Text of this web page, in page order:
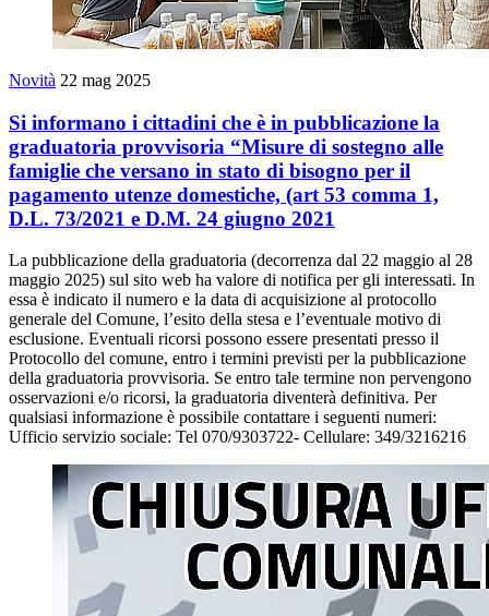
Novità 22 mag 2025
Si informano i cittadini che è in pubblicazione la
graduatoria provvisoria “Misure di sostegno alle
famiglie che versano in stato di bisogno per il
pagamento utenze domestiche, (art 53 comma 1,
D.L. 73/2021 e D.M. 24 giugno 2021
La pubblicazione della graduatoria (decorrenza dal 22 maggio al 28
maggio 2025) sul sito web ha valore di notifica per gli interessati. In
essa è indicato il numero e la data di acquisizione al protocollo
generale del Comune, l’esito della stesa e l’eventuale motivo di
esclusione. Eventuali ricorsi possono essere presentati presso il
Protocollo del comune, entro i termini previsti per la pubblicazione
della graduatoria provvisoria. Se entro tale termine non pervengono
osservazioni e/o ricorsi, la graduatoria diventerà definitiva. Per
qualsiasi informazione è possibile contattare i seguenti numeri:
Ufficio servizio sociale: Tel 070/9303722- Cellulare: 349/3216216